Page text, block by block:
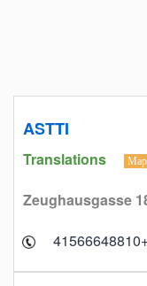
ASTTI
Translations Map
Zeughausgasse